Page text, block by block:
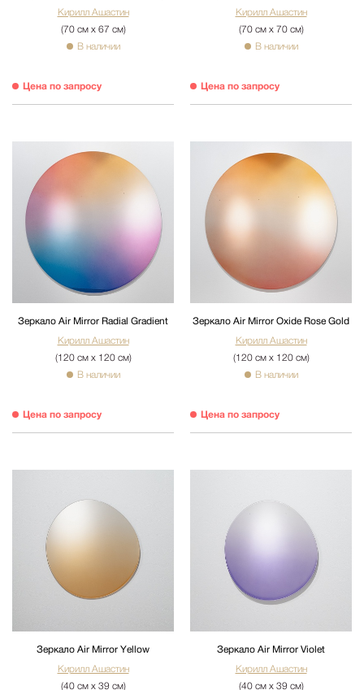
Кирилл Ашастин
(70 см х 67 см)
В наличии
Цена по запросу
Кирилл Ашастин
(70 см х 70 см)
В наличии
Цена по запросу
Зеркало Air Mirror Radial Gradient
Кирилл Ашастин
(120 см х 120 см)
В наличии
Цена по запросу
Зеркало Air Mirror Oxide Rose Gold
Кирилл Ашастин
(120 см х 120 см)
В наличии
Цена по запросу
Зеркало Air Mirror Yellow
Кирилл Ашастин
(40 см х 39 см)
Зеркало Air Mirror Violet
Кирилл Ашастин
(40 см х 39 см)